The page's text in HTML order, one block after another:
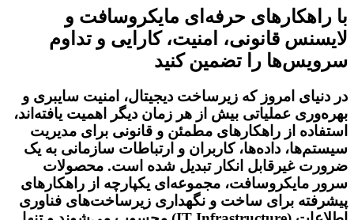
با راهکارهای حرفه‌ای مایکروسافت و
لایسنس قانونی، امنیت، کارایی و تداوم
سرویس‌ها را تضمین کنید
در دنیای امروز که زیرساخت دیجیتال، امنیت سایبری و
بهره‌وری عملیاتی بیش از هر زمان دیگر اهمیت یافته‌اند،
استفاده از راهکارهای مطمئن و قانونی برای مدیریت
سیستم‌ها، داده‌ها، کاربران و ارتباطات سازمانی به یک
ضرورت غیرقابل انکار تبدیل شده است. محصولات
سرور مایکروسافت، مجموعه‌ای یکپارچه از راهکارهای
پیشرفته برای ساخت و نگهداری زیرساخت‌های فناوری